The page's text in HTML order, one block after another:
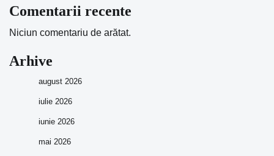
Comentarii recente
Niciun comentariu de arătat.
Arhive
august 2026
iulie 2026
iunie 2026
mai 2026